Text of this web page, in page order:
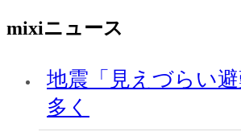
mixiニュース
地震「見えづらい
多く